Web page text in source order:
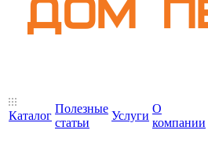
Каталог
Полезные
статьи
Услуги
О
компании